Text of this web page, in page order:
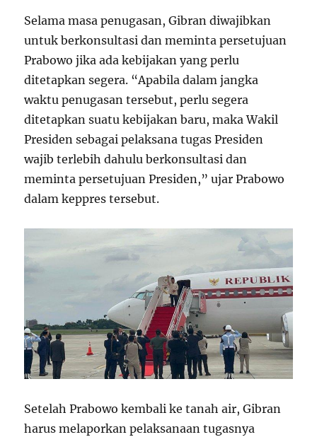
Selama masa penugasan, Gibran diwajibkan
untuk berkonsultasi dan meminta persetujuan
Prabowo jika ada kebijakan yang perlu
ditetapkan segera. “Apabila dalam jangka
waktu penugasan tersebut, perlu segera
ditetapkan suatu kebijakan baru, maka Wakil
Presiden sebagai pelaksana tugas Presiden
wajib terlebih dahulu berkonsultasi dan
meminta persetujuan Presiden,” ujar Prabowo
dalam keppres tersebut.
Setelah Prabowo kembali ke tanah air, Gibran
harus melaporkan pelaksanaan tugasnya